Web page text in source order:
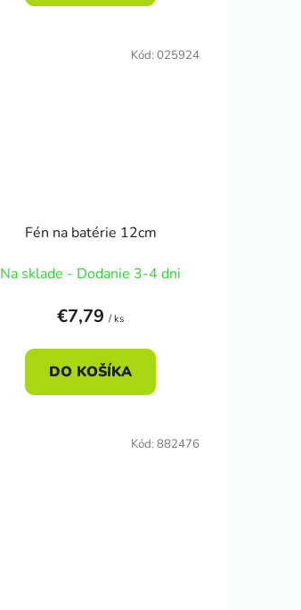
Fén na batérie 12cm
Na sklade - Dodanie 3-4 dni
€7,79/ ks
DO KOŠÍKA
Kód: 025924
Kód: 882476